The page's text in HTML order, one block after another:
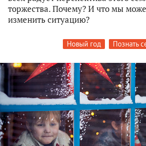
торжества. Почему? И что мы
изменить ситуацию?
Новый год Познать